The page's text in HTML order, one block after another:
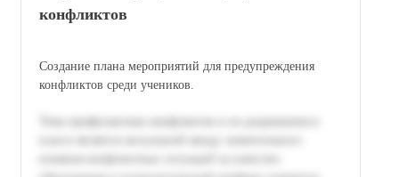
конфликтов
Создание плана мероприятий для предупреждения
конфликтов среди учеников.